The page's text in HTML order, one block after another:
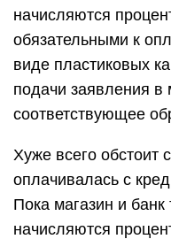
начисляются
обязательными к
виде пластиковых
подачи заявления в
соответствующее
Хуже всего обстоит
оплачивалась с
Пока магазин и
начисляются